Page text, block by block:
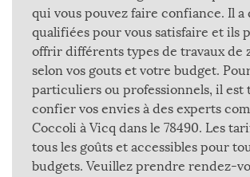
qui vous pouvez faire confiance. Il a
qualifiées pour vous satisfaire et ils
offrir différents types de travaux de
selon vos gouts et votre budget.
particuliers ou professionnels, il est
confier vos envies à des experts
Coccoli à Vicq dans le 78490. Les
tous les goûts et accessibles pour
budgets. Veuillez prendre rendez-